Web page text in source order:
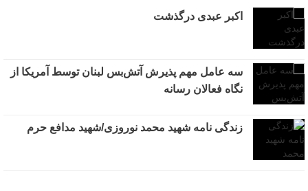
اکبر عبدی درگذشت
سه عامل مهم پذیرش آتش‌بس لبنان توسط آمریکا از
نگاه فعالان رسانه
زندگی نامه شهید محمد نوروزی/شهید مدافع حرم